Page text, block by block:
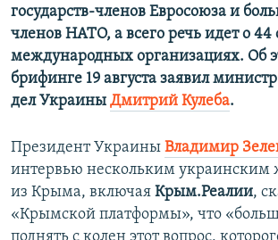
государств-членов Евросоюза и
членов НАТО, а всего речь идет о 44
международных организациях. Об
брифинге 19 августа заявил
дел Украины Дмитрий Кулеба.
Президент Украины Владимир
интервью нескольким украинским
из Крыма, включая Крым.Реалии,
«Крымской платформы», что